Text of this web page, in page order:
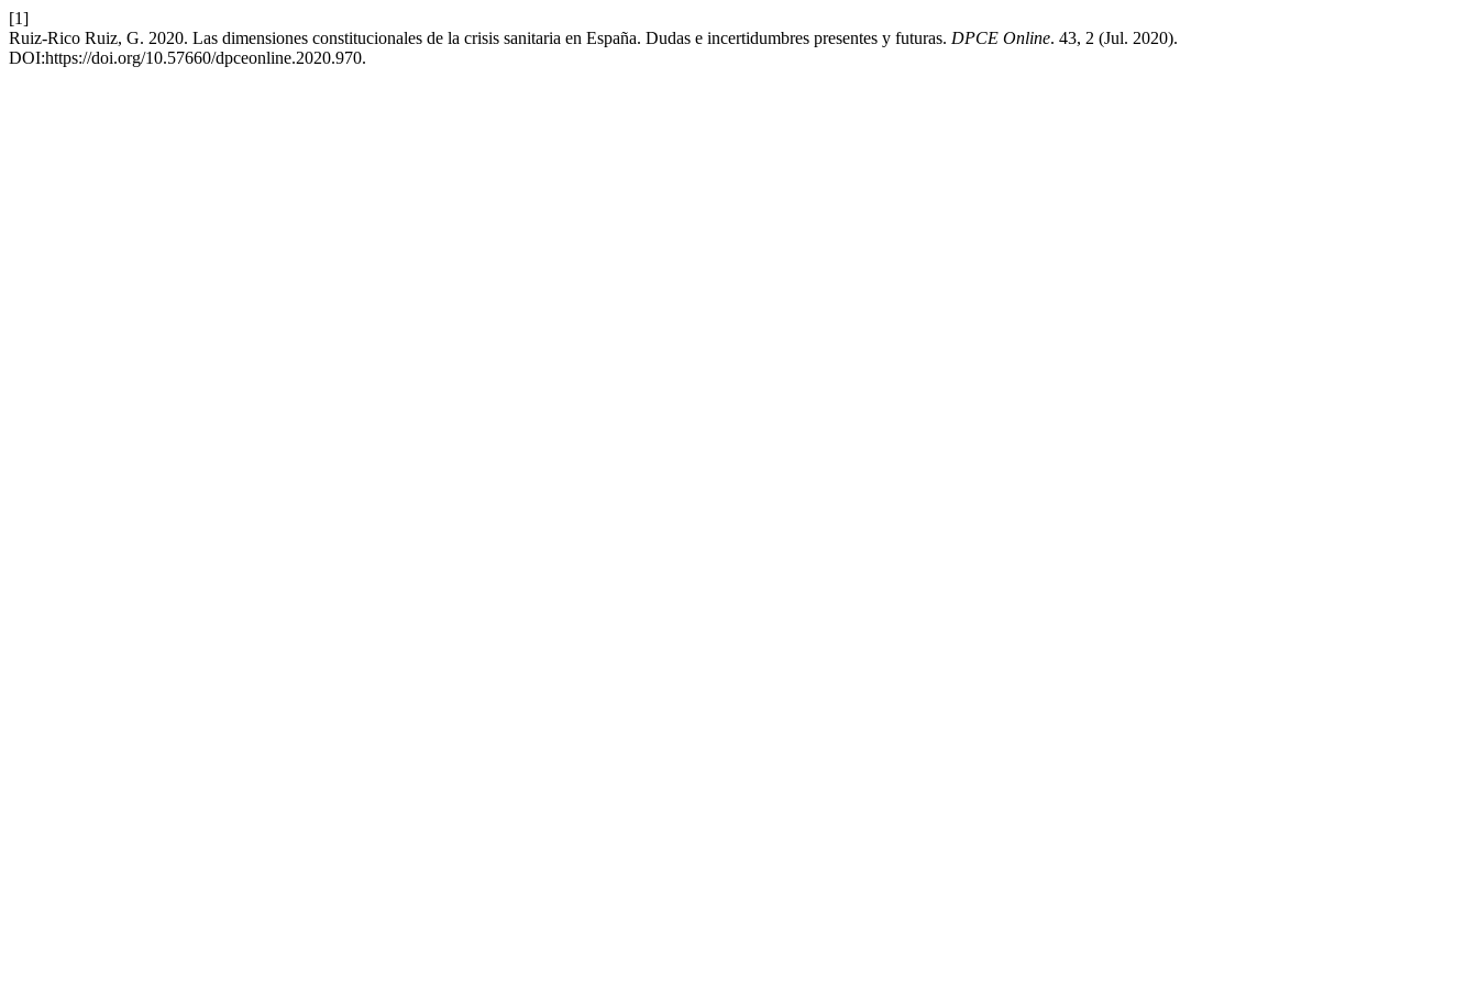
[1]
Ruiz-Rico Ruiz, G. 2020. Las dimensiones constitucionales de la crisis sanitaria en España. Dudas e incertidumbres presentes y futuras. DPCE Online. 43, 2 (Jul. 2020).
DOI:https://doi.org/10.57660/dpceonline.2020.970.